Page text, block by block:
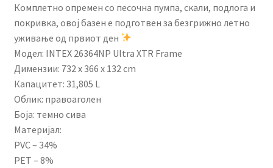
Комплетно опремен со песочна пумпа, скали, подлога и
покривка, овој базен е подготвен за безгрижно летно
уживање од првиот ден
Модел: INTEX 26364NP Ultra XTR Frame
Димензии: 732 x 366 x 132 cm
Капацитет: 31,805 L
Облик: правоаголен
Боја: темно сива
Материјал:
PVC – 34%
PET – 8%